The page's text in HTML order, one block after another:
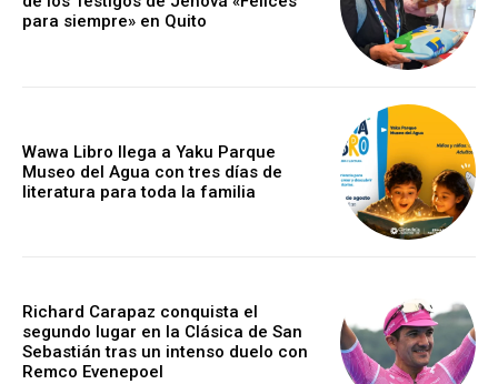
para siempre» en Quito
Wawa Libro llega a Yaku Parque
Museo del Agua con tres días de
literatura para toda la familia
Richard Carapaz conquista el
segundo lugar en la Clásica de San
Sebastián tras un intenso duelo con
Remco Evenepoel